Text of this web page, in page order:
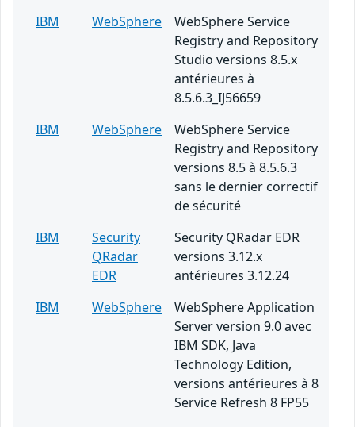
IBM
WebSphere
WebSphere Service
Registry and Repository
Studio versions 8.5.x
antérieures à
8.5.6.3_IJ56659
IBM
WebSphere
WebSphere Service
Registry and Repository
versions 8.5 à 8.5.6.3
sans le dernier correctif
de sécurité
IBM
Security
QRadar
EDR
Security QRadar EDR
versions 3.12.x
antérieures 3.12.24
IBM
WebSphere
WebSphere Application
Server version 9.0 avec
IBM SDK, Java
Technology Edition,
versions antérieures à 8
Service Refresh 8 FP55